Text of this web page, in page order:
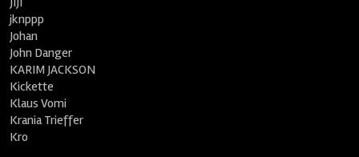
jknppp
Johan
John Danger
KARIM JACKSON
Kickette
Klaus Vomi
Krania Trieffer
Kro